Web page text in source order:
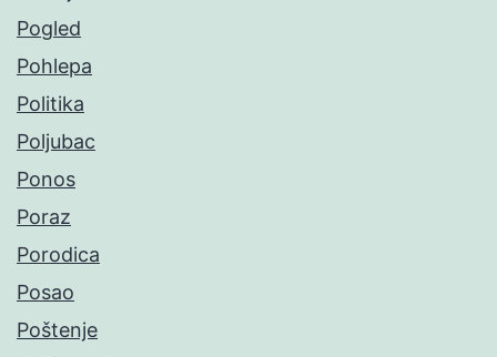
Pogled
Pohlepa
Politika
Poljubac
Ponos
Poraz
Porodica
Posao
Poštenje